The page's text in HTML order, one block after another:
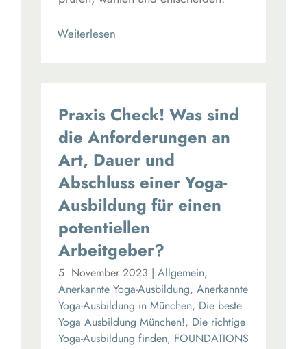
Read More
Praxis Check! Was sind
die Anforderungen an
Art, Dauer und
Abschluss einer Yoga-
Ausbildung für einen
potentiellen
Arbeitgeber?
5. November 2023 | Allgemein,
Anerkannte Yoga-Ausbildung, Anerkannte
Yoga-Ausbildung in München, Die beste
Yoga Ausbildung München!, Die richtige
Yoga-Ausbildung finden, FOUNDATIONS